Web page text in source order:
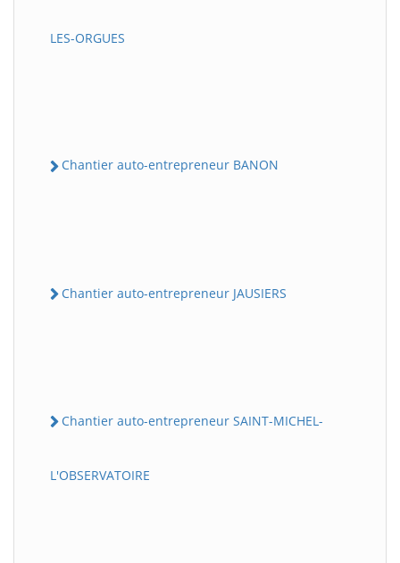
LES-ORGUES
Chantier auto-entrepreneur BANON
Chantier auto-entrepreneur JAUSIERS
Chantier auto-entrepreneur SAINT-MICHEL-
L'OBSERVATOIRE